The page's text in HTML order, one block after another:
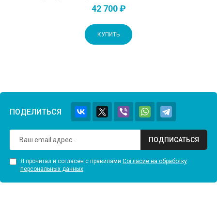
42 700 ₽
КУПИТЬ
ПОДЕЛИТЬСЯ
ПОДПИСАТЬСЯ
Я прочитал и согласен с правилами Согласие на обработку
персональных данных